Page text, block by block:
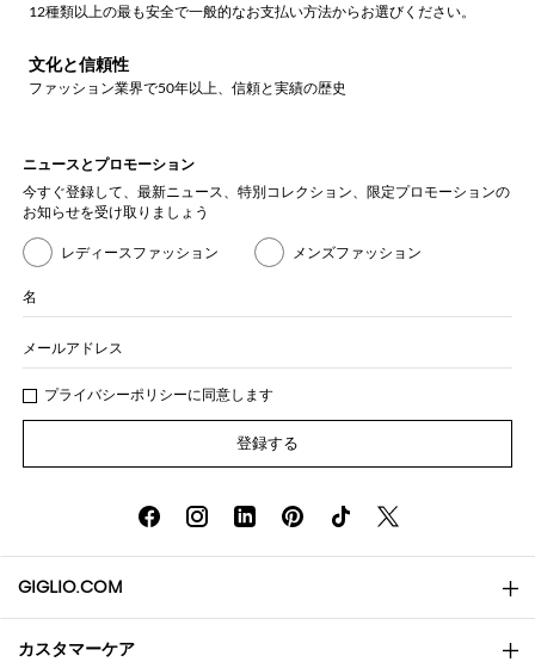
12種類以上の最も安全で一般的なお支払い方法からお選びください。
文化と信頼性
ファッション業界で50年以上、信頼と実績の歴史
ニュースとプロモーション
今すぐ登録して、最新ニュース、特別コレクション、限定プロモーションの
お知らせを受け取りましょう
レディースファッション メンズファッション
名
メールアドレス
プライバシーポリシーに同意します
登録する
GIGLIO.COM
会社概要
カスタマーケア